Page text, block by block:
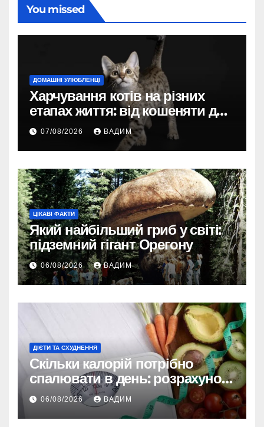
You missed
ДОМАШНІ УЛЮБЛЕНЦІ
Харчування котів на різних
етапах життя: від кошеняти до
літнього улюбленця
07/08/2026 ВАДИМ
ЦІКАВІ ФАКТИ
Який найбільший гриб у світі:
підземний гігант Орегону
06/08/2026 ВАДИМ
ДІЄТИ ТА СХУДНЕННЯ
Скільки калорій потрібно
спалювати в день: розрахунок
TDEE і безпечні норми
06/08/2026 ВАДИМ